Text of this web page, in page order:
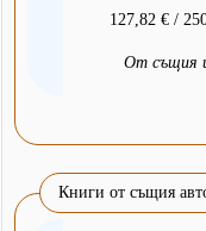
127,82 € /
От същия
Книги от същия